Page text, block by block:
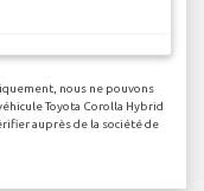
nous ne pouvons
Toyota Corolla Hybrid
auprès de la société de